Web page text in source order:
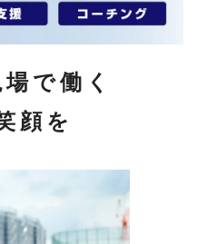
で働く
顔を